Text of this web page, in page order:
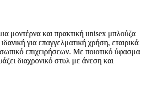
μοντέρνα και πρακτική unisex μπλούζα
για επαγγελματική χρήση, εταιρικά
επιχειρήσεων. Με ποιοτικό ύφασμα
διαχρονικό στυλ με άνεση και